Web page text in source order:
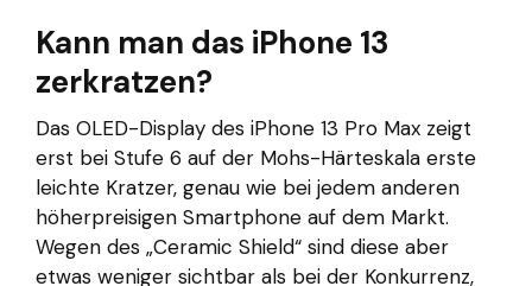
Kann man das iPhone 13
zerkratzen?
Das OLED-Display des iPhone 13 Pro Max zeigt
erst bei Stufe 6 auf der Mohs-Härteskala erste
leichte Kratzer, genau wie bei jedem anderen
höherpreisigen Smartphone auf dem Markt.
Wegen des „Ceramic Shield“ sind diese aber
etwas weniger sichtbar als bei der Konkurrenz,